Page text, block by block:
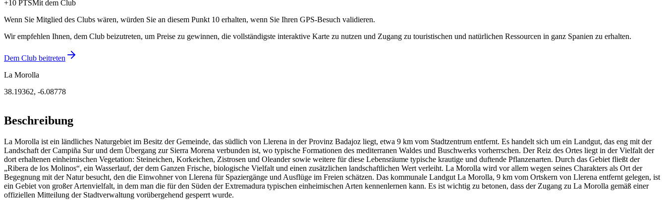
+10 PTSMit dem Club
Wenn Sie Mitglied des Clubs wären, würden Sie an diesem Punkt 10 erhalten, wenn Sie Ihren GPS-Besuch validieren.
Wir empfehlen Ihnen, dem Club beizutreten, um Preise zu gewinnen, die vollständigste interaktive Karte zu nutzen und Zugang zu touristischen und natürlichen Ressourcen in ganz Spanien zu erhalten.
Dem Club beitreten
La Morolla
38.19362, -6.08778
Beschreibung
La Morolla ist ein ländliches Naturgebiet im Besitz der Gemeinde, das südlich von Llerena in der Provinz Badajoz liegt, etwa 9 km vom Stadtzentrum entfernt. Es handelt sich um ein Landgut, das eng mit der
Landschaft der Campiña Sur und dem Übergang zur Sierra Morena verbunden ist, wo typische Formationen des mediterranen Waldes und Buschwerks vorherrschen. Der Reiz des Ortes liegt in der Vielfalt der
dort erhaltenen einheimischen Vegetation: Steineichen, Korkeichen, Zistrosen und Oleander sowie weitere für diese Lebensräume typische krautige und duftende Pflanzenarten. Durch das Gebiet fließt der
„Ribera de los Molinos“, ein Wasserlauf, der dem Ganzen Frische, biologische Vielfalt und einen zusätzlichen landschaftlichen Wert verleiht. La Morolla wird vor allem wegen seines Charakters als Ort der
Begegnung mit der Natur besucht, den die Einwohner von Llerena für Spaziergänge und Ausflüge im Freien schätzen. Das kommunale Landgut La Morolla, 9 km vom Ortskern von Llerena entfernt gelegen, ist
ein Gebiet von großer Artenvielfalt, in dem man die für den Süden der Extremadura typischen einheimischen Arten kennenlernen kann. Es ist wichtig zu betonen, dass der Zugang zu La Morolla gemäß einer
offiziellen Mitteilung der Stadtverwaltung vorübergehend gesperrt wurde.